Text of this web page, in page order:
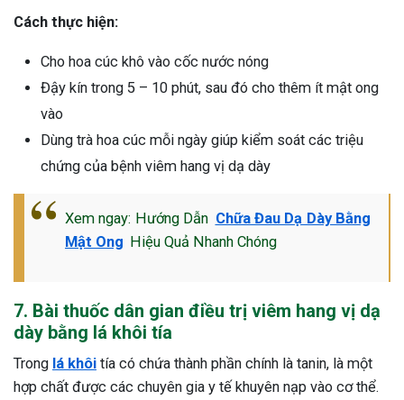
Cách thực hiện:
Cho hoa cúc khô vào cốc nước nóng
Đậy kín trong 5 – 10 phút, sau đó cho thêm ít mật ong
vào
Dùng trà hoa cúc mỗi ngày giúp kiểm soát các triệu
chứng của bệnh viêm hang vị dạ dày
Xem ngay: Hướng Dẫn Chữa Đau Dạ Dày Bằng
Mật Ong Hiệu Quả Nhanh Chóng
7. Bài thuốc dân gian điều trị viêm hang vị dạ
dày bằng lá khôi tía
Trong lá khôi tía có chứa thành phần chính là tanin, là một
hợp chất được các chuyên gia y tế khuyên nạp vào cơ thể.